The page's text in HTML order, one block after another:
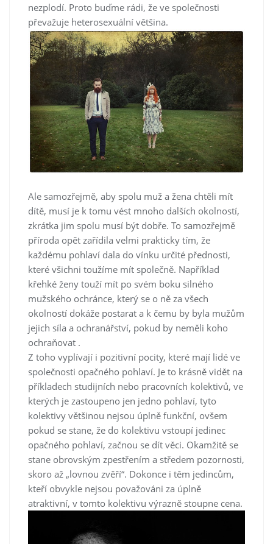
nezplodí. Proto buďme rádi, že ve společnosti
převažuje heterosexuální většina.
Ale samozřejmě, aby spolu muž a žena chtěli mít
dítě, musí je k tomu vést mnoho dalších okolností,
zkrátka jim spolu musí být dobře. To samozřejmě
příroda opět zařídila velmi prakticky tím, že
každému pohlaví dala do vínku určité přednosti,
které všichni toužíme mít společně. Například
křehké ženy touží mít po svém boku silného
mužského ochránce, který se o ně za všech
okolností dokáže postarat a k čemu by byla mužům
jejich síla a ochranářství, pokud by neměli koho
ochraňovat .
Z toho vyplívají i pozitivní pocity, které mají lidé ve
společnosti opačného pohlaví. Je to krásně vidět na
příkladech studijních nebo pracovních kolektivů, ve
kterých je zastoupeno jen jedno pohlaví, tyto
kolektivy většinou nejsou úplně funkční, ovšem
pokud se stane, že do kolektivu vstoupí jedinec
opačného pohlaví, začnou se dít věci. Okamžitě se
stane obrovským zpestřením a středem pozornosti,
skoro až „lovnou zvěří“. Dokonce i těm jedincům,
kteří obvykle nejsou považováni za úplně
atraktivní, v tomto kolektivu výrazně stoupne cena.